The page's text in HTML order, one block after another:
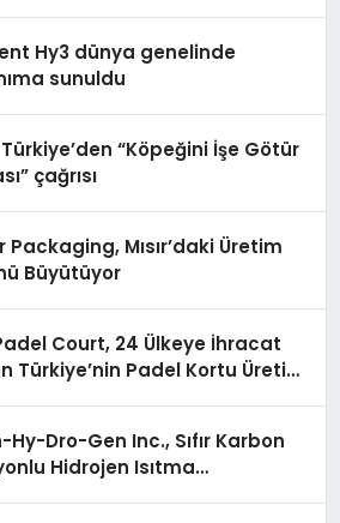
Hy3 dünya genelinde
sunuldu
“Köpeğini İşe Götür
çağrısı
Packaging, Mısır’daki Üretim
Büyütüyor
Court, 24 Ülkeye İhracat
Türkiye’nin Padel Kortu Üretim
Hy-Dro-Gen Inc., Sıfır Karbon
Hidrojen Isıtma